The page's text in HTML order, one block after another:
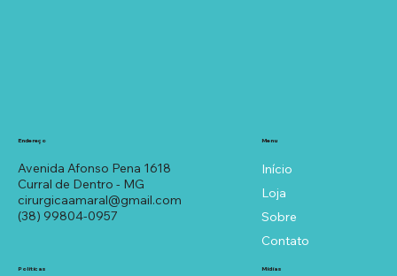
Avenida Afonso Pena 1618
Curral de Dentro - MG
cirurgicaamaral@gmail.com
(38) 99804-0957
Endereço Menu
Início
Loja
Sobre
Contato
Políticas Mídias